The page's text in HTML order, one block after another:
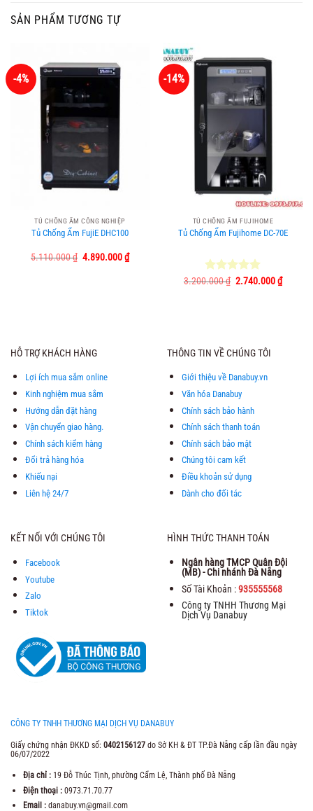
SẢN PHẨM TƯƠNG TỰ
-4%
TỦ CHỐNG ẨM CÔNG NGHIỆP
Tủ Chống Ẩm FujiE DHC100
5.110.000₫ Giá
4.890.000₫Giá
hiện
-14%
TỦ CHỐNG ẨM FUJIHOME
Tủ Chống Ẩm Fujihome DC-70E
Được xếp
3.200.000₫ Giá
2.740.000₫Giá
hiện
HỖ TRỢ KHÁCH HÀNG
Lợi ích mua sắm online
Kinh nghiệm mua sắm
Hướng dẫn đặt hàng
Vận chuyển giao hàng.
Chính sách kiểm hàng
Đổi trả hàng hóa
Khiếu nại
Liên hệ 24/7
THÔNG TIN VỀ CHÚNG TÔI
Giới thiệu về Danabuy.vn
Văn hóa Danabuy
Chính sách bảo hành
Chính sách thanh toán
Chính sách bảo mật
Chúng tôi cam kết
Điều khoản sử dụng
Dành cho đối tác
KẾT NỐI VỚI CHÚNG TÔI
Facebook
Youtube
Zalo
Tiktok
HÌNH THỨC THANH TOÁN
Ngân hàng TMCP Quân Đội
(MB) - Chi nhánh Đà Nẵng
Số Tài Khoản :935555568
Công ty TNHH Thương Mại
Dịch Vụ Danabuy
CÔNG TY TNHH THƯƠNG MẠI DỊCH VỤ DANABUY
Giấy chứng nhận ĐKKD số: 0402156127 do Sở KH & ĐT TP.Đà Nẵng cấp lần đầu ngày
06/07/2022
Địa chỉ :19 Đỗ Thúc Tịnh, phường Cẩm Lệ, Thành phố Đà Nẵng
Điện thoại :0973.71.70.77
Email : danabuy.vn@gmail.com